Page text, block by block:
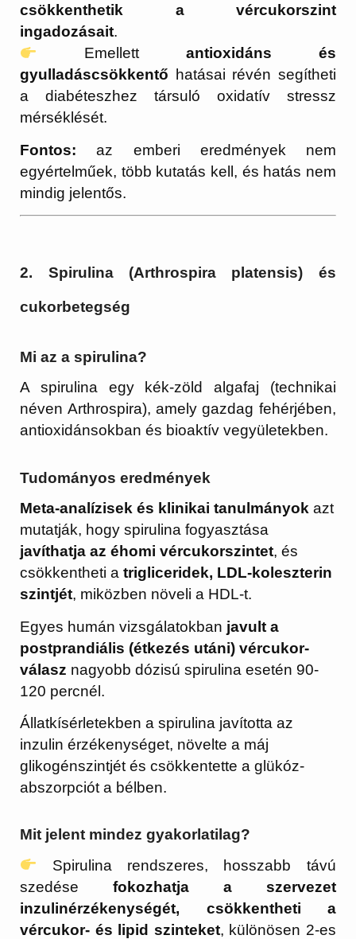
csökkenthetik a vércukorszint
ingadozásait.
Emellett antioxidáns és
gyulladáscsökkentő hatásai révén segítheti
a diabéteszhez társuló oxidatív stressz
mérséklését.
Fontos: az emberi eredmények nem
egyértelműek, több kutatás kell, és hatás nem
mindig jelentős.
2. Spirulina (Arthrospira platensis) és
cukorbetegség
Mi az a spirulina?
A spirulina egy kék-zöld algafaj (technikai
néven Arthrospira), amely gazdag fehérjében,
antioxidánsokban és bioaktív vegyületekben.
Tudományos eredmények
Meta-analízisek és klinikai tanulmányok azt
mutatják, hogy spirulina fogyasztása
javíthatja az éhomi vércukorszintet, és
csökkentheti atrigliceridek, LDL-koleszterin
szintjét, miközben növeli a HDL-t.
Egyes humán vizsgálatokban javult a
postprandiális (étkezés utáni) vércukor-
válasz nagyobb dózisú spirulina esetén 90-
120 percnél.
Állatkísérletekben a spirulina javította az
inzulin érzékenységet, növelte a máj
glikogénszintjét és csökkentette a glükóz-
abszorpciót a bélben.
Mit jelent mindez gyakorlatilag?
Spirulina rendszeres, hosszabb távú
szedésefokozhatja a szervezet
inzulinérzékenységét, csökkentheti a
vércukor- és lipid szinteket, különösen 2-es